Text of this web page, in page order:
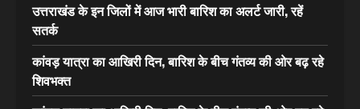
उत्तराखंड के इन जिलों में आज भारी बारिश का अलर्ट जारी, रहें
सतर्क
कांवड़ यात्रा का आखिरी दिन, बारिश के बीच गंतव्य की ओर बढ़ रहे
शिवभक्त